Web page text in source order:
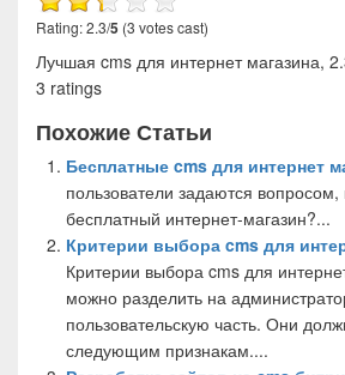
Rating: 2.3/5 (3 votes cast)
Лучшая cms для интернет магазина,
3 ratings
Похожие Статьи
Бесплатные cms для интернет
пользователи задаются вопросом,
бесплатный интернет-магазин?...
Критерии выбора cms для
Критерии выбора cms для
можно разделить на
пользовательскую часть. Они
следующим признакам....